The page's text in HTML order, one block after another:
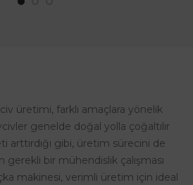
üretimi, farklı amaçlara yönelik
genelde doğal yolla çoğaltılır
arttırdığı gibi, üretim sürecini de
gerekli bir mühendislik çalışması
makinesi, verimli üretim için ideal